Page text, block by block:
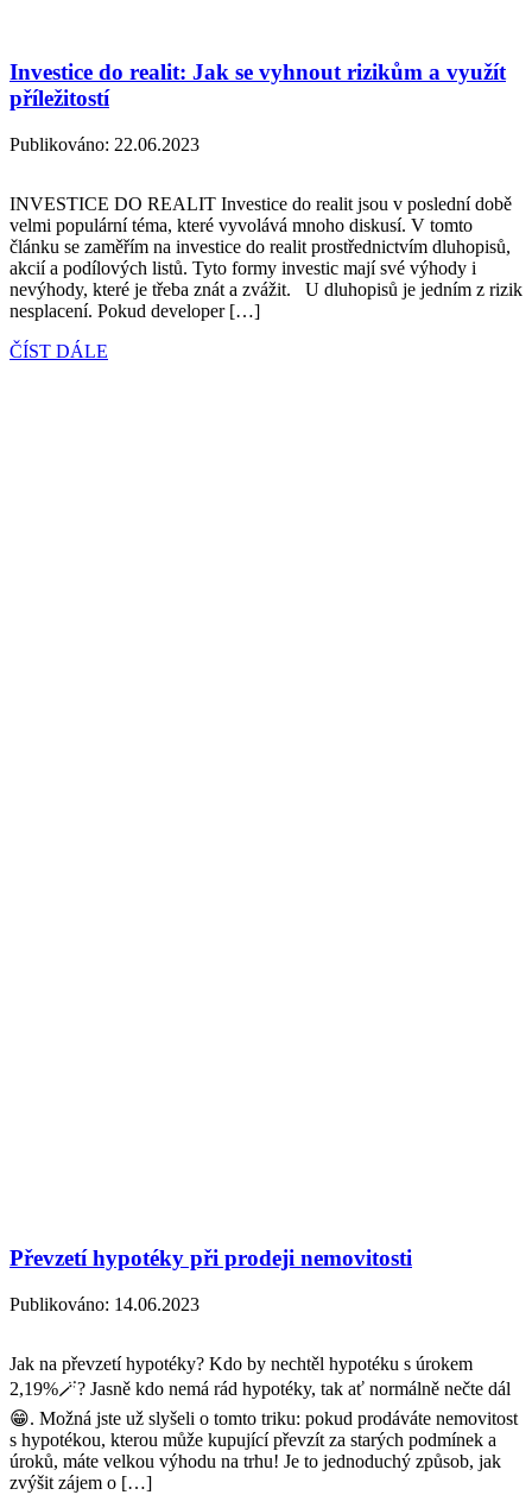
Investice do realit: Jak se vyhnout rizikům a využít
příležitostí
Publikováno: 22.06.2023
INVESTICE DO REALIT Investice do realit jsou v poslední době
velmi populární téma, které vyvolává mnoho diskusí. V tomto
článku se zaměřím na investice do realit prostřednictvím dluhopisů,
akcií a podílových listů. Tyto formy investic mají své výhody i
nevýhody, které je třeba znát a zvážit. U dluhopisů je jedním z rizik
nesplacení. Pokud developer […]
ČÍST DÁLE
Převzetí hypotéky při prodeji nemovitosti
Publikováno: 14.06.2023
Jak na převzetí hypotéky? Kdo by nechtěl hypotéku s úrokem
2,19%🪄? Jasně kdo nemá rád hypotéky, tak ať normálně nečte dál
😁. Možná jste už slyšeli o tomto triku: pokud prodáváte nemovitost
s hypotékou, kterou může kupující převzít za starých podmínek a
úroků, máte velkou výhodu na trhu! Je to jednoduchý způsob, jak
zvýšit zájem o […]